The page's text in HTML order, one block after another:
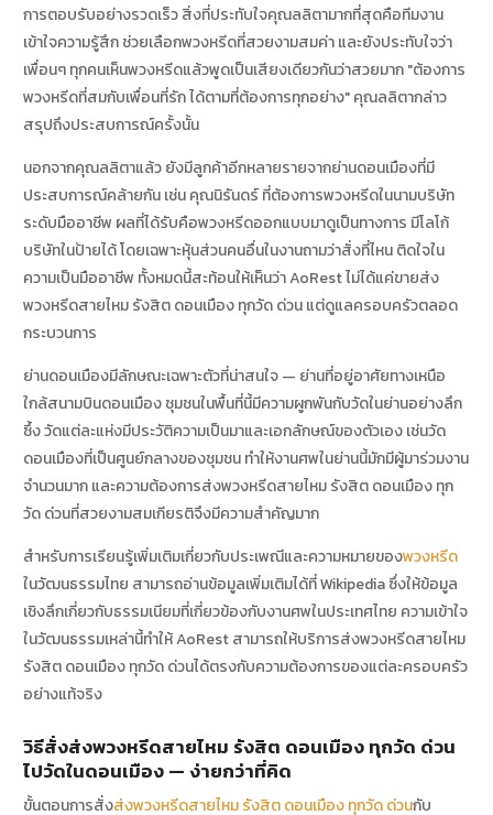
การตอบรับอย่างรวดเร็ว สิ่งที่ประทับใจคุณลลิตามากที่สุดคือทีมงาน
เข้าใจความรู้สึก ช่วยเลือกพวงหรีดที่สวยงามสมค่า และยังประทับใจว่า
เพื่อนๆ ทุกคนเห็นพวงหรีดแล้วพูดเป็นเสียงเดียวกันว่าสวยมาก "ต้องการ
พวงหรีดที่สมกับเพื่อนที่รัก ได้ตามที่ต้องการทุกอย่าง" คุณลลิตากล่าว
สรุปถึงประสบการณ์ครั้งนั้น
นอกจากคุณลลิตาแล้ว ยังมีลูกค้าอีกหลายรายจากย่านดอนเมืองที่มี
ประสบการณ์คล้ายกัน เช่น คุณนิรันดร์ ที่ต้องการพวงหรีดในนามบริษัท
ระดับมืออาชีพ ผลที่ได้รับคือพวงหรีดออกแบบมาดูเป็นทางการ มีโลโก้
บริษัทในป้ายได้ โดยเฉพาะหุ้นส่วนคนอื่นในงานถามว่าสั่งที่ไหน ติดใจใน
ความเป็นมืออาชีพ ทั้งหมดนี้สะท้อนให้เห็นว่า AoRest ไม่ได้แค่ขายส่ง
พวงหรีดสายไหม รังสิต ดอนเมือง ทุกวัด ด่วน แต่ดูแลครอบครัวตลอด
กระบวนการ
ย่านดอนเมืองมีลักษณะเฉพาะตัวที่น่าสนใจ — ย่านที่อยู่อาศัยทางเหนือ
ใกล้สนามบินดอนเมือง ชุมชนในพื้นที่นี้มีความผูกพันกับวัดในย่านอย่างลึก
ซึ้ง วัดแต่ละแห่งมีประวัติความเป็นมาและเอกลักษณ์ของตัวเอง เช่นวัด
ดอนเมืองที่เป็นศูนย์กลางของชุมชน ทำให้งานศพในย่านนี้มักมีผู้มาร่วมงาน
จำนวนมาก และความต้องการส่งพวงหรีดสายไหม รังสิต ดอนเมือง ทุก
วัด ด่วนที่สวยงามสมเกียรติจึงมีความสำคัญมาก
สำหรับการเรียนรู้เพิ่มเติมเกี่ยวกับประเพณีและความหมายของพวงหรีด
ในวัฒนธรรมไทย สามารถอ่านข้อมูลเพิ่มเติมได้ที่ Wikipedia ซึ่งให้ข้อมูล
เชิงลึกเกี่ยวกับธรรมเนียมที่เกี่ยวข้องกับงานศพในประเทศไทย ความเข้าใจ
ในวัฒนธรรมเหล่านี้ทำให้ AoRest สามารถให้บริการส่งพวงหรีดสายไหม
รังสิต ดอนเมือง ทุกวัด ด่วนได้ตรงกับความต้องการของแต่ละครอบครัว
อย่างแท้จริง
วิธีสั่งส่งพวงหรีดสายไหม รังสิต ดอนเมือง ทุกวัด ด่วน
ไปวัดในดอนเมือง — ง่ายกว่าที่คิด
ขั้นตอนการสั่งส่งพวงหรีดสายไหม รังสิต ดอนเมือง ทุกวัด ด่วนกับ